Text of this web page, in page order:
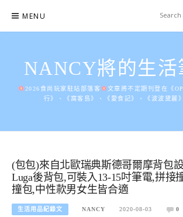
content
MENU
NANCY將的生活
2026食尚玩家駐站部落客
文章將不定期刊登在《
行》、《窩客島》、《愛食記》、《波波黛麗
(包包)來自北歐瑞典斯德哥爾摩背包
Luga後背包,可裝入13-15吋筆電,拼接
撞包,中性款男女生皆合適
生活用品紀錄文 NANCY 2020-08-03 0